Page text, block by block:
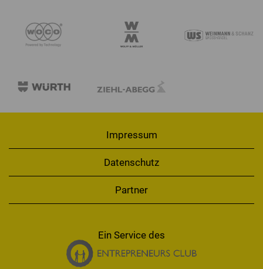
Impressum
Datenschutz
Partner
Ein Service des